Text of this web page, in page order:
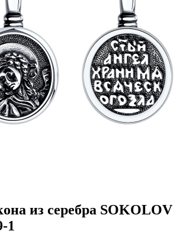
из серебра SOKOLOV
1